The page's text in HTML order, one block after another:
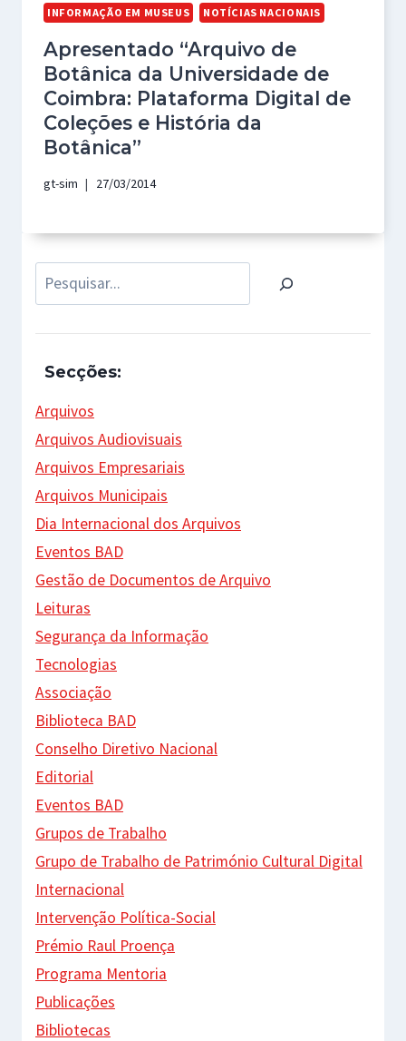
INFORMAÇÃO EM MUSEUS NOTÍCIAS NACIONAIS
Apresentado “Arquivo de
Botânica da Universidade de
Coimbra: Plataforma Digital de
Coleções e História da
Botânica”
gt-sim 27/03/2014
Pesquisar
Secções:
Arquivos
Arquivos Audiovisuais
Arquivos Empresariais
Arquivos Municipais
Dia Internacional dos Arquivos
Eventos BAD
Gestão de Documentos de Arquivo
Leituras
Segurança da Informação
Tecnologias
Associação
Biblioteca BAD
Conselho Diretivo Nacional
Editorial
Eventos BAD
Grupos de Trabalho
Grupo de Trabalho de Património Cultural Digital
Internacional
Intervenção Política-Social
Prémio Raul Proença
Programa Mentoria
Publicações
Bibliotecas